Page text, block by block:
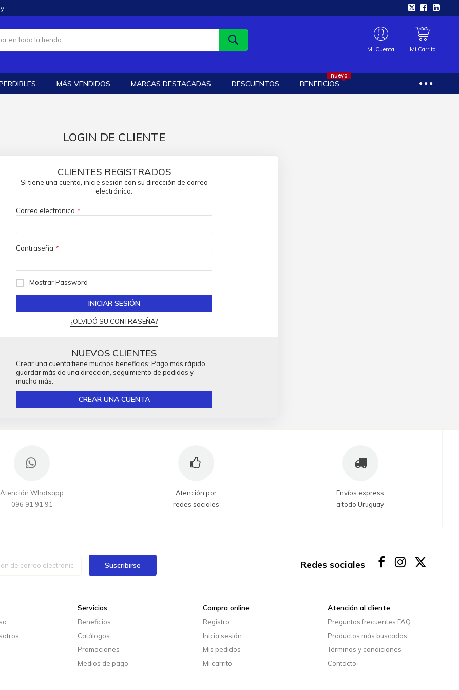
Mi Cuenta Mi Carrito
MÁS VENDIDOS MARCAS DESTACADAS DESCUENTOS BENEFICIOS
nuevo
LOGIN DE CLIENTE
CLIENTES REGISTRADOS
Si tiene una cuenta, inicie sesión con su dirección de correo
electrónico.
Correo electrónico
Contraseña
Mostrar Password
INICIAR SESIÓN
¿OLVIDÓ SU CONTRASEÑA?
NUEVOS CLIENTES
Crear una cuenta tiene muchos beneficios: Pago más rápido,
guardar más de una dirección, seguimiento de pedidos y
mucho más.
CREAR UNA CUENTA
Atención Whatsapp
096 91 91 91
Atención por
redes sociales
Envíos express
a todo Uruguay
Suscribirse Redes sociales
Servicios
Beneficios
Catálogos
Promociones
Medios de pago
Compra online
Registro
Inicia sesión
Mis pedidos
Mi carrito
Atención al cliente
Preguntas frecuentes FAQ
Productos más buscados
Términos y condiciones
Contacto